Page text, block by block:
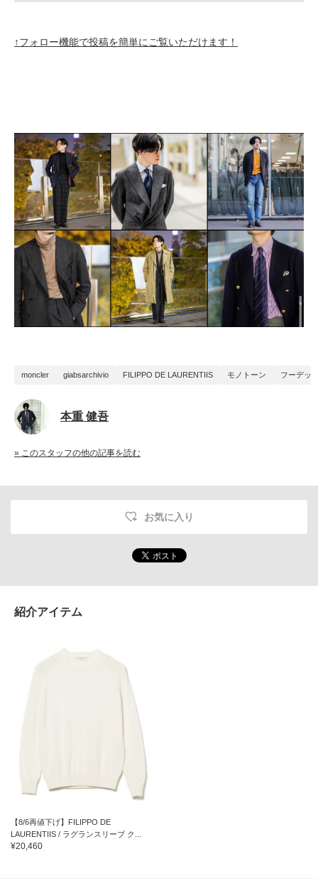
↑フォロー機能で投稿を簡単にご覧いただけます！
moncler giabsarchivio FILIPPO DE LAURENTIIS モノトーン フーデッ
本重 健吾
» このスタッフの他の記事を読む
お気に入り
紹介アイテム
【8/6再値下げ】FILIPPO DE
LAURENTIIS / ラグランスリーブ ク...
¥20,460